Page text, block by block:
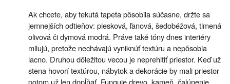
Ak chcete, aby tekutá tapeta pôsobila súčasne, držte sa
jemnejších odtieňov: piesková, ľanová, šedobéžová, tlmená
olivová či dymová modrá. Práve také tóny dnes interiéry
milujú, pretože nechávajú vyniknúť textúru a nepôsobia
lacno. Druhou dôležitou vecou je neprehltiť priestor. Keď už
stena hovorí textúrou, nábytok a dekorácie by mali priestor
potom už len dopĺňať. Funguje drevo, kameň, čalúnenie,